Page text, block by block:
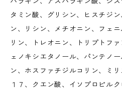
タミン酸、グリシン、ヒスチジ
ン、リシン、メチオニン、フェ
リン、トレオニン、トリプトフ
ェノキシエタノール、パンテノ
ン、ホスファチジルコリン、ミ
１７、クエン酸、イソプロピル